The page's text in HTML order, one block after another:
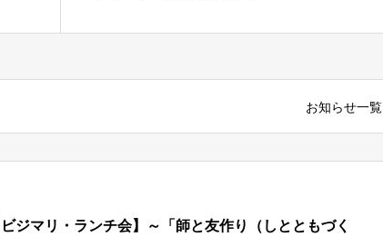
お知らせ一覧
ジマリ・ランチ会】～「師と友作り（しとともづく